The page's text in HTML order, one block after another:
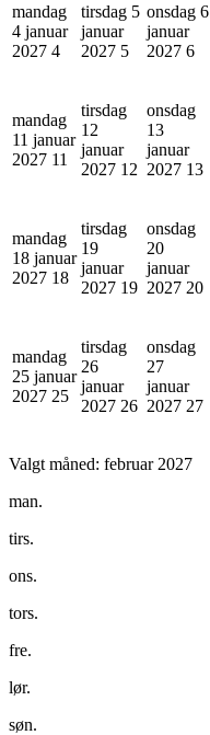
mandag
4 januar
2027 4
tirsdag 5
januar
2027 5
onsdag 6
januar
2027 6
mandag
11 januar
2027 11
tirsdag
12
januar
2027 12
onsdag
13
januar
2027 13
mandag
18 januar
2027 18
tirsdag
19
januar
2027 19
onsdag
20
januar
2027 20
mandag
25 januar
2027 25
tirsdag
26
januar
2027 26
onsdag
27
januar
2027 27
Valgt måned: februar 2027
man.
tirs.
ons.
tors.
fre.
lør.
søn.